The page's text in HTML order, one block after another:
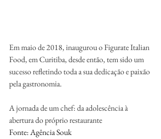
Em maio de 2018, inaugurou o Figurate Italian
Food, em Curitiba, desde então, tem sido um
sucesso refletindo toda a sua dedicação e paixão
pela gastronomia.
A jornada de um chef: da adolescência à
abertura do próprio restaurante
Fonte: Agência Souk